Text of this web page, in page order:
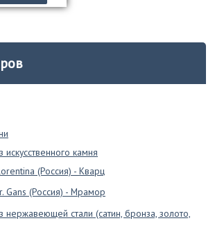
искусственного камня
(Россия) - Кварц
Gans (Россия) - Мрамор
нержавеющей стали (сатин, бронза, золото,